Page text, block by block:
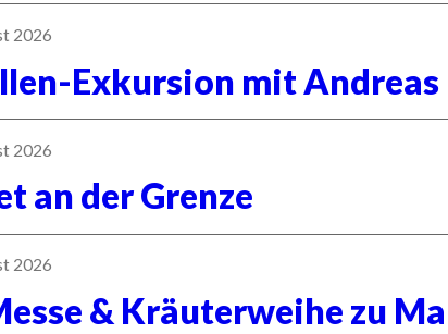
Exkursion mit Andreas
2026
an der Grenze
2026
& Kräuterweihe zu
2026